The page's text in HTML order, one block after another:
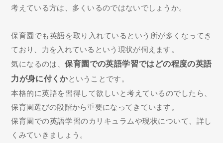
考えている方は、多くいるのではないでしょうか。
保育園でも英語を取り入れているという所が多くなってき
ており、力を入れているという現状が伺えます。
気になるのは、保育園での英語学習ではどの程度の英語
力が身に付くかということです。
本格的に英語を習得して欲しいと考えているのでしたら、
保育園選びの段階から重要になってきています。
保育園での英語学習のカリキュラムや現状について、詳し
くみていきましょう。